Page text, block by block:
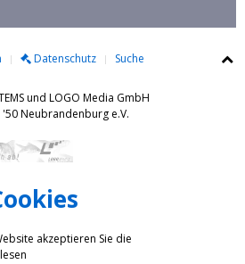
Datenschutz Suche
und LOGO Media GmbH
'50 Neubrandenburg e.V.
akzeptieren Sie die